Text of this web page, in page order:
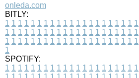
onleda.com
BITLY:
1 1 1 1 1 1 1 1 1 1 1 1 1 1 1 1 1 1 1 1 1
1 1 1 1 1 1 1 1 1 1 1 1 1 1 1 1 1 1 1 1 1
1 1 1 1 1 1 1 1 1 1 1 1 1 1 1 1 1 1 1 1 1
1
SPOTIFY:
1 1 1 1 1 1 1 1 1 1 1 1 1 1 1 1 1 1 1 1 1